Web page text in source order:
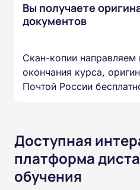
Вы получаете
документов
Скан-копии направляем
окончания курса,
Почтой России
Доступная
платформа
обучения